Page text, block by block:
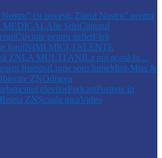
cu povești„Ziarul Nostru” pentru
MEDICALAlte ȘtiriCititorul
Cuvinte pentru sufletFără
fotoINIMI MICI,TALENTE
ZNLA MULŢI ANILa noi acasă la…
frumoșiLume soro lumeMini-Miss &
ZNOdiseea
elevilorPodcastPortrete în
Reteta ZNȘcoala meaVideo